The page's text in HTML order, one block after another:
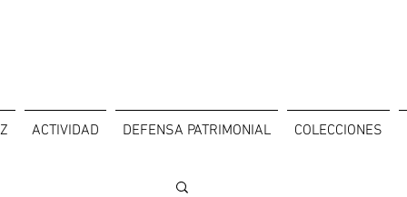
ACTIVIDAD DEFENSA PATRIMONIAL COLECCIONES